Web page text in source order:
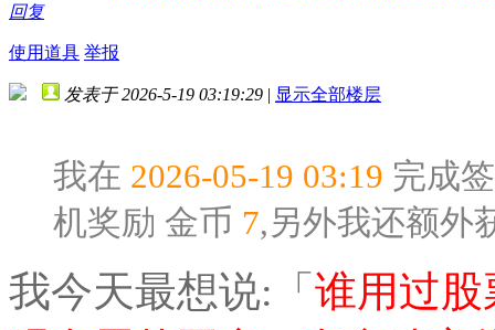
回复
使用道具 举报
发表于 2026-5-19 03:19:29 | 显示全部楼层
我在 2026-05-19 03:19 完成
机奖励 金币 7,另外我还额外
我今天最想说:「 谁用过